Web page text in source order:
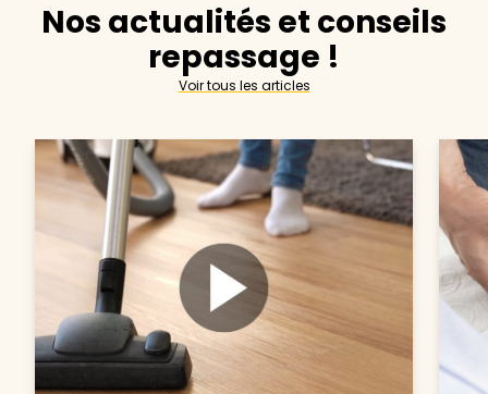
Nos actualités et conseils
repassage !
Voir tous les articles